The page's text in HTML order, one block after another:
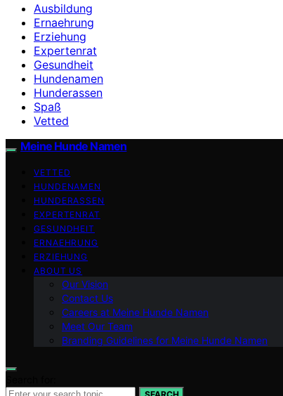
Ausbildung
Ernaehrung
Erziehung
Expertenrat
Gesundheit
Hundenamen
Hunderassen
Spaß
Vetted
Meine Hunde Namen
VETTED
HUNDENAMEN
HUNDERASSEN
EXPERTENRAT
GESUNDHEIT
ERNAEHRUNG
ERZIEHUNG
ABOUT US
Our Vision
Contact Us
Careers at Meine Hunde Namen
Meet Our Team
Branding Guidelines for Meine Hunde Namen